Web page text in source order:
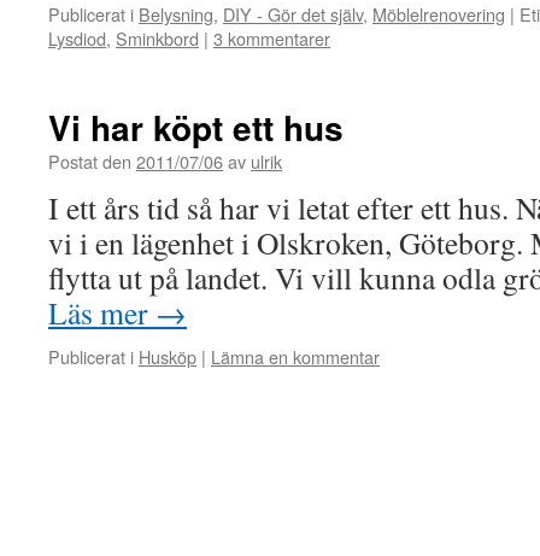
Publicerat i Belysning, DIY - Gör det själv, Möblelrenovering |
Lysdiod, Sminkbord | 3 kommentarer
Vi har köpt ett hus
Postat den 2011/07/06av ulrik
I ett års tid så har vi letat efter ett hus.
vi i en lägenhet i Olskroken, Göteborg.
flytta ut på landet. Vi vill kunna odla
Läs mer →
Publicerat i Husköp | Lämna en kommentar